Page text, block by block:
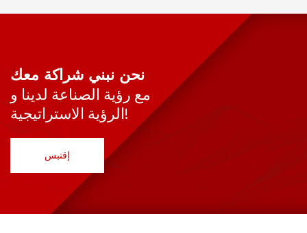
نحن نبني شراكة معك
مع رؤية الصناعة لدينا و
الرؤية الاستراتيجية!
إقتبس